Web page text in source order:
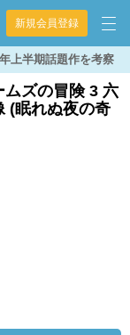
新規会員登録
上半期話題作を考察
ムズの冒険 3 六
(眠れぬ夜の奇